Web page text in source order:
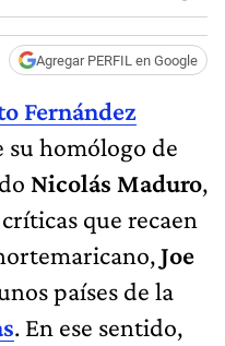
Agregar PERFIL en Google
Fernández
su homólogo de
Nicolás Maduro,
que recaen
Joe
países de la
. En ese sentido,